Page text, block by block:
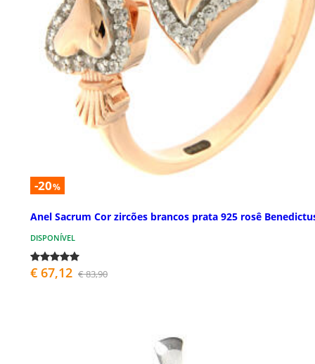
-20%
Anel Sacrum Cor zircões brancos prata 925 rosê
DISPONÍVEL
€ 67,12 € 83,90